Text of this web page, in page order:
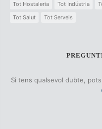
Tot Hostaleria
Tot Indústria
Tot Salut
Tot Serveis
Si tens qualsevol dubte,